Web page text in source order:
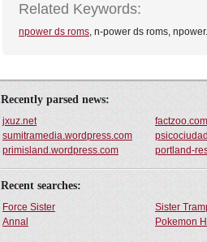
Related Keywords:
npower ds roms, n-power ds roms,
Recently parsed news:
jxuz.net factzoo.com
sumitramedia.wordpress.com
primisland.wordpress.com
portland-
Recent searches:
Force Sister Sister
Annal
Pokemon